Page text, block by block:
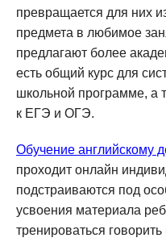
превращается для них
предмета в любимое
предлагают более
есть общий курс для
школьной программе, а
к ЕГЭ и ОГЭ.
Обучение английскому
проходит онлайн
подстраиваются под
усвоения материала
тренироваться